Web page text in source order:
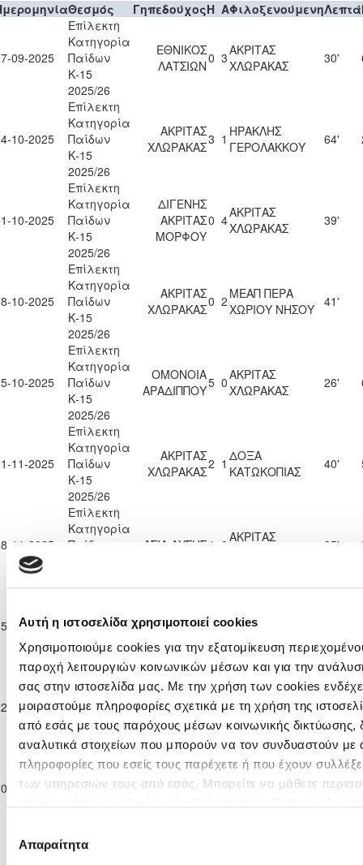
Αυτή η ιστοσελίδα χρησιμοποιεί cookies
Χρησιμοποιούμε cookies για την εξατομίκευση
παροχή λειτουργιών κοινωνικών μέσων και για την
σας στην ιστοσελίδα μας. Με την χρήση των cookies
μοιραστούμε πληροφορίες σχετικά με τη χρήση της
από εσάς με τους παρόχους μέσων κοινωνικής δικτύωσης,
αναλυτικά στοιχείων που μπορούν να τον συνδυαστούν με
πληροφορίες που εσείς τους παρέχετε ή που έχουν
των υπηρεσιών τους από εσάς. Μπορείτε να μάθετε
συγκατάθεσης
Απαραίτητα
Θεσμός ΓηπεδούχοςH AΦιλοξενούμενηΛεπτά
09-2025
Επίλεκτη
Κατηγορία
Παίδων
Κ-15
2025/26
ΕΘΝΙΚΟΣ
ΛΑΤΣΙΩΝ0 3ΑΚΡΙΤΑΣ
ΧΛΩΡΑΚΑΣ
30'
10-2025
Επίλεκτη
Κατηγορία
Παίδων
Κ-15
2025/26
ΑΚΡΙΤΑΣ
ΧΛΩΡΑΚΑΣ3 1 ΗΡΑΚΛΗΣ
ΓΕΡΟΛΑΚΚΟΥ
64'
10-2025
Επίλεκτη
Κατηγορία
Παίδων
Κ-15
2025/26
ΔΙΓΕΝΗΣ
ΑΚΡΙΤΑΣ
ΜΟΡΦΟΥ
0 4ΑΚΡΙΤΑΣ
ΧΛΩΡΑΚΑΣ
39'
10-2025
Επίλεκτη
Κατηγορία
Παίδων
Κ-15
2025/26
ΑΚΡΙΤΑΣ
ΧΛΩΡΑΚΑΣ0 2 ΜΕΑΠ ΠΕΡΑ
ΧΩΡΙΟΥ ΝΗΣΟΥ 41'
10-2025
Επίλεκτη
Κατηγορία
Παίδων
Κ-15
2025/26
ΟΜΟΝΟΙΑ
ΑΡΑΔΙΠΠΟΥ5 0ΑΚΡΙΤΑΣ
ΧΛΩΡΑΚΑΣ
26'
11-2025
Επίλεκτη
Κατηγορία
Παίδων
Κ-15
2025/26
ΑΚΡΙΤΑΣ
ΧΛΩΡΑΚΑΣ2 1 ΔΟΞΑ
ΚΑΤΩΚΟΠΙΑΣ
40'
11-2025
Επίλεκτη
Κατηγορία
Παίδων
ΑΣΙΛ ΛΥΣΗΣ 1 0 ΑΚΡΙΤΑΣ
35'
11-2025
Επίλεκτη
Παίδων
Κ-15
2025/26
ΑΚΡΙΤΑΣ
ΧΛΩΡΑΚΑΣ 4 0ΠΑΕΕΚ
11-2025
Επίλεκτη
Κατηγορία
Παίδων
Κ-15
2025/26
Ε. Ν. ΘΟΙ
ΛΑΚΑΤΑΜΙΑΣ1 2 ΑΚΡΙΤΑΣ
ΧΛΩΡΑΚΑΣ
39'
11-2025
Επίλεκτη
Κατηγορία
Παίδων
ΕΘΝΙΚΟΣ2 2ΑΚΡΙΤΑΣ
40'
Κατηγορία